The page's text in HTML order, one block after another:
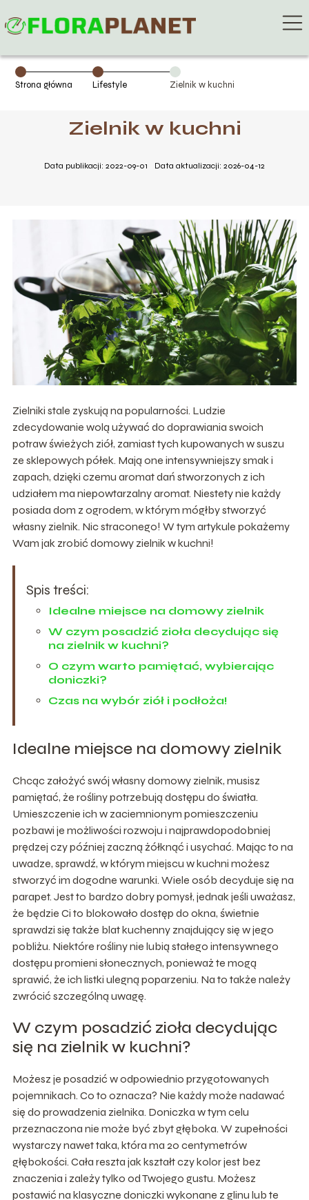
Strona główna Lifestyle Zielnik w kuchni
Zielnik w kuchni
Data publikacji: 2022-09-01 Data aktualizacji: 2026-04-12
Zielniki stale zyskują na popularności. Ludzie
zdecydowanie wolą używać do doprawiania swoich
potraw świeżych ziół, zamiast tych kupowanych w suszu
ze sklepowych półek. Mają one intensywniejszy smak i
zapach, dzięki czemu aromat dań stworzonych z ich
udziałem ma niepowtarzalny aromat. Niestety nie każdy
posiada dom z ogrodem, w którym mógłby stworzyć
własny zielnik. Nic straconego! W tym artykule pokażemy
Wam jak zrobić domowy zielnik w kuchni!
Spis treści:
Idealne miejsce na domowy zielnik
W czym posadzić zioła decydując się
na zielnik w kuchni?
O czym warto pamiętać, wybierając
doniczki?
Czas na wybór ziół i podłoża!
Idealne miejsce na domowy zielnik
Chcąc założyć swój własny domowy zielnik, musisz
pamiętać, że rośliny potrzebują dostępu do światła.
Umieszczenie ich w zaciemnionym pomieszczeniu
pozbawi je możliwości rozwoju i najprawdopodobniej
prędzej czy później zaczną żółknąć i usychać. Mając to na
uwadze, sprawdź, w którym miejscu w kuchni możesz
stworzyć im dogodne warunki. Wiele osób decyduje się na
parapet. Jest to bardzo dobry pomysł, jednak jeśli uważasz,
że będzie Ci to blokowało dostęp do okna, świetnie
sprawdzi się także blat kuchenny znajdujący się w jego
pobliżu. Niektóre rośliny nie lubią stałego intensywnego
dostępu promieni słonecznych, ponieważ te mogą
sprawić, że ich listki ulegną poparzeniu. Na to także należy
zwrócić szczególną uwagę.
W czym posadzić zioła decydując
się na zielnik w kuchni?
Możesz je posadzić w odpowiednio przygotowanych
pojemnikach. Co to oznacza? Nie każdy może nadawać
się do prowadzenia zielnika. Doniczka w tym celu
przeznaczona nie może być zbyt głęboka. W zupełności
wystarczy nawet taka, która ma 20 centymetrów
głębokości. Cała reszta jak kształt czy kolor jest bez
znaczenia i zależy tylko od Twojego gustu. Możesz
postawić na klasyczne doniczki wykonane z glinu lub te